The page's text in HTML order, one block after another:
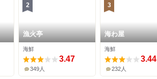
2
漁火亭
海鮮
3.47
349人
3
海わ屋
海鮮
3.44
232人